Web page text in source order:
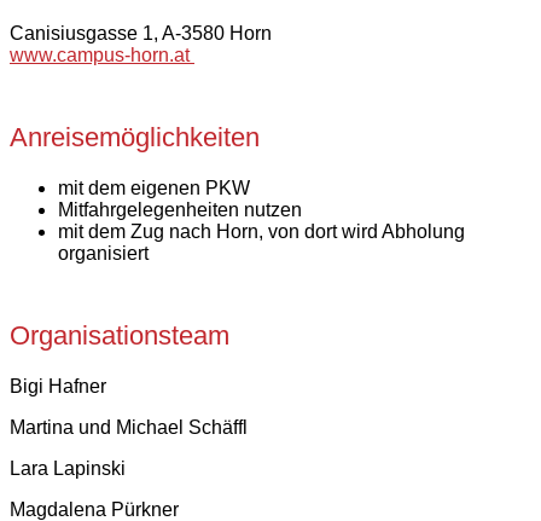
Canisiusgasse 1, A-3580 Horn
www.campus-horn.at
Anreisemöglichkeiten
mit dem eigenen PKW
Mitfahrgelegenheiten nutzen
mit dem Zug nach Horn, von dort wird Abholung
organisiert
Organisationsteam
Bigi Hafner
Martina und Michael Schäffl
Lara Lapinski
Magdalena Pürkner